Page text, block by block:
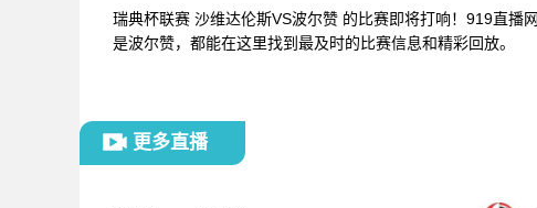
瑞典杯联赛 沙维达伦斯VS波尔赞 的比赛即将打响！919直播
是波尔赞，都能在这里找到最及时的比赛信息和精彩回放。
更多直播